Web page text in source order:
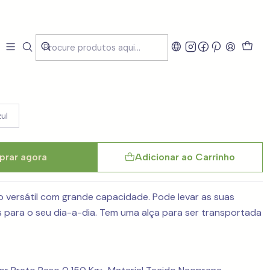
- 3 CORES
Adicionar ao Carrinho
agora
com grande capacidade. Pode levar as suas
para o seu dia-a-dia. Tem uma alça para ser transportada